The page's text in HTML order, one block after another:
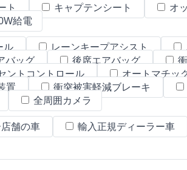
ト キャプテンシート
オ
給電
ル レーンキープアシスト
バッグ 後席エアバッグ
ントコントロール
オートマチッ
置 衝突被害軽減ブレーキ
全周囲カメラ
舗の車
輸入正規ディーラー車